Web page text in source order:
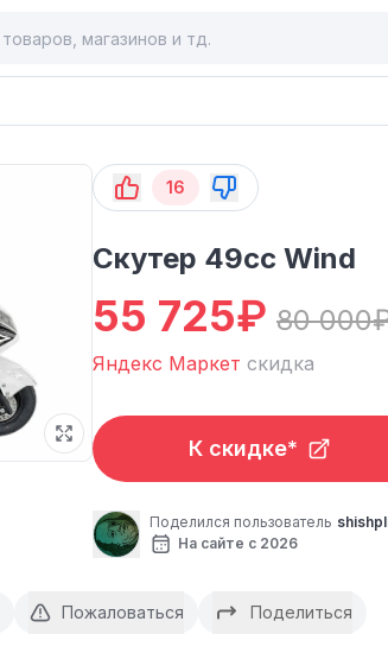
16
Скутер 49cc Wind
55 725₽ 80 000
Яндекс Маркет скидка
К скидке*
Поделился пользователь
На сайте с 2026
Пожаловаться Поделиться